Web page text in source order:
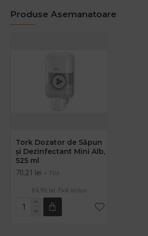
Produse Asemanatoare
Tork Dozator de Săpun
și Dezinfectant Mini Alb,
525 ml
70,21 lei + TVA
84,95 lei TVA inclus